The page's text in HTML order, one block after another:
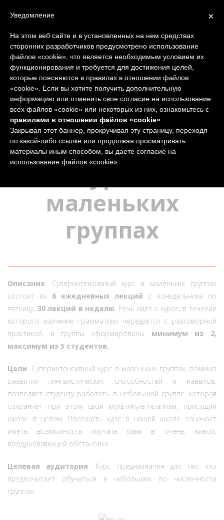
Вы здесь: Главная Курсы Курсы итальянского языка
маленьких
группах
Описание . Суперинтенсивный курс в маленьких группах
состоит из 6 ежедневных лекций с понедельника по
пятницу, 30 лекций в неделю . Речь идет о курсе, в течение
которого изучение грамматики чередуется с разговорной
практикой, и группы сформированы минимум из 2,
максимум из 5 студентов.
Цели . Суперинтенсивный курс в маленьких группах, помимо
развития лингвистических способностей и навыков,
позволяет студенту работать в небольшой группе, которая
сохраняет при этом свой мультикультурализм, присущий
школе в целом. Посещать курс в нашей школе означает
иметь возможность изучать язык в очень живой,
воодушевляющей обстановке.
Целевая аудитория . Курс предназначен для тех, кто
предпочитает обучаться в небольших по численности
группах.
×
Уведомление
На этом веб сайте и в установленных на нем средствах
сторонних разработчиков предусмотрено использование
файлов «cookie», что является необходимым условием их
функционирования и требуется для достижения целей,
которые поясняются в правилах в отношении файлов
«cookie». Если вы хотите получить дополнительную
информацию или отменить свое согласие на использование
всех файлов «cookie» или некоторых из них, ознакомьтесь с
правилами в отношении файлов «cookie»
Закрывая этот баннер, прокручивая эту страницу, переходя
по какой-либо ссылке или продолжая просматривать
материалы иным способом, вы даете согласие на
использование файлов «cookie».